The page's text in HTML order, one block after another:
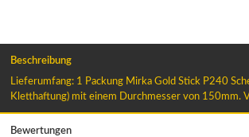
Beschreibung
Lieferumfang: 1 Packung Mirka Gold Stick P240
Kletthaftung) mit einem Durchmesser von 150mm.
Bewertungen